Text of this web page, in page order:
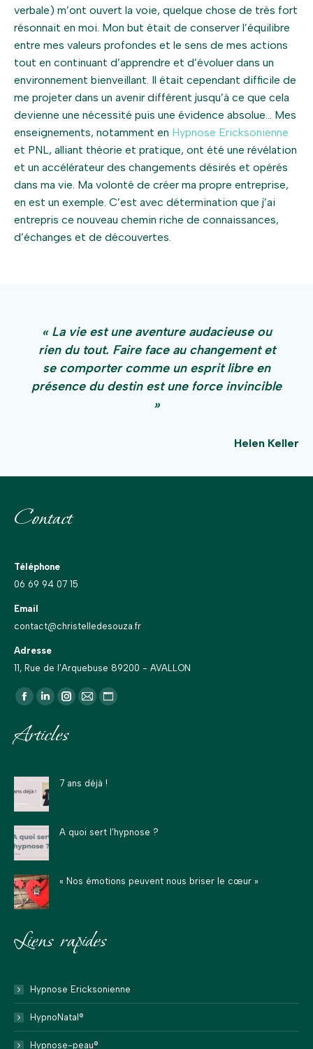
verbale) m’ont ouvert la voie, quelque chose de très fort
résonnait en moi. Mon but était de conserver l’équilibre
entre mes valeurs profondes et le sens de mes actions
tout en continuant d’apprendre et d’évoluer dans un
environnement bienveillant. Il était cependant difficile de
me projeter dans un avenir différent jusqu’à ce que cela
devienne une nécessité puis une évidence absolue… Mes
enseignements, notamment en Hypnose Ericksonienne
et PNL, alliant théorie et pratique, ont été une révélation
et un accélérateur des changements désirés et opérés
dans ma vie. Ma volonté de créer ma propre entreprise,
en est un exemple. C’est avec détermination que j’ai
entrepris ce nouveau chemin riche de connaissances,
d’échanges et de découvertes.
« La vie est une aventure audacieuse ou
rien du tout. Faire face au changement et
se comporter comme un esprit libre en
présence du destin est une force invincible
»
Helen Keller
Contact
Téléphone
06 69 94 07 15
Email
contact@christelledesouza.fr
Adresse
11, Rue de l'Arquebuse 89200 - AVALLON
Trouvez nous sur :
La
Facebook
dans
une
nouvelle
La
LinkedIn
dans
une
nouvelle
fenêtre
La
Instagram
fenêtre
La
nouvelle
La
nouvelle
Articles
7 ans déjà !
A quoi sert l’hypnose ?
« Nos émotions peuvent nous briser le cœur »
Liens rapides
Hypnose Ericksonienne
HypnoNatal®
Hypnose-peau®